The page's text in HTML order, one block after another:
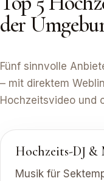
der
Fünf sinnvolle
– mit direktem
Hochzeitsvideo und
Hochzeits-DJ &
Musik für